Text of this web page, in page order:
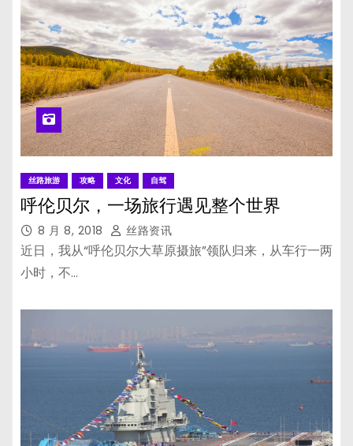
丝路旅游 攻略 文化 自驾
呼伦贝尔，一场旅行遇见整个世界
8 月 8, 2018 丝路资讯
近日，我从“呼伦贝尔大草原摄旅”领队归来，从车行一两
小时，不…